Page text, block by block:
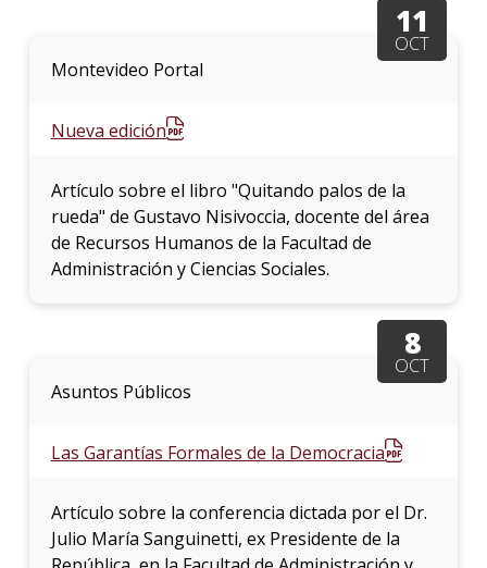
11
OCT
Montevideo Portal
Nueva edición
Artículo sobre el libro "Quitando palos de la
rueda" de Gustavo Nisivoccia, docente del área
de Recursos Humanos de la Facultad de
Administración y Ciencias Sociales.
8
OCT
Asuntos Públicos
Las Garantías Formales de la Democracia
Artículo sobre la conferencia dictada por el Dr.
Julio María Sanguinetti, ex Presidente de la